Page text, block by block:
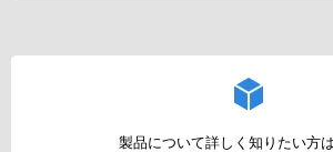
製品について詳しく知りたい方